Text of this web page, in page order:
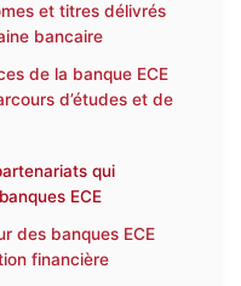
et titres délivrés
bancaire
de la banque ECE
d’études et de
qui
ECE
des banques ECE
financière